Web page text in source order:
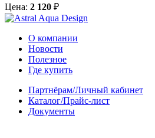
Цена: 2 120 ₽
О компании
Новости
Полезное
Где купить
Партнёрам/Личный кабинет
Каталог/Прайс-лист
Документы